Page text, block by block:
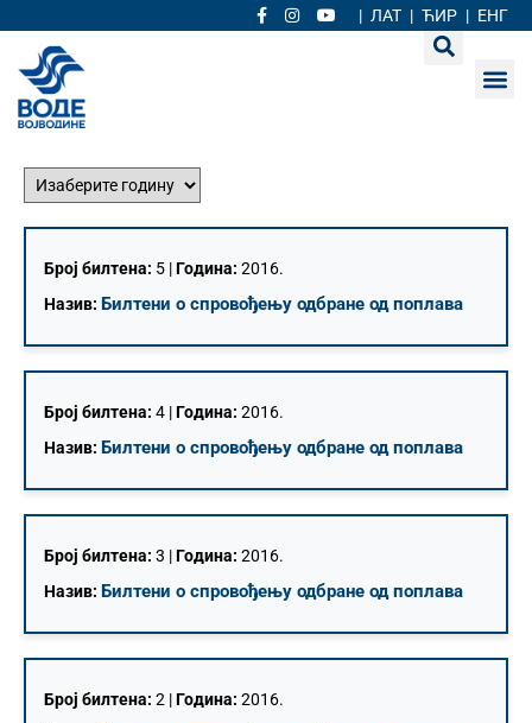
| ЛАТ | ЋИР | ЕНГ
Број билтена: 5 |Година: 2016.
Назив: Билтени о спровођењу одбране од поплава
Број билтена: 4 |Година: 2016.
Назив: Билтени о спровођењу одбране од поплава
Број билтена: 3 |Година: 2016.
Назив: Билтени о спровођењу одбране од поплава
Број билтена: 2 |Година: 2016.